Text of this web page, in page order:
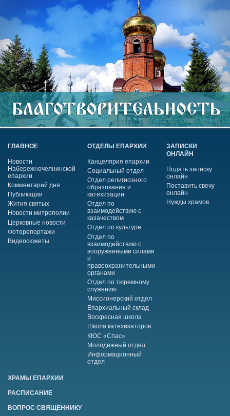
ГЛАВНОЕ
Новости
Набережночелнинской
епархии
Комментарий дня
Публикации
Жития святых
Новости митрополии
Церковные новости
Фоторепортажи
Видеосюжеты
ОТДЕЛЫ ЕПАРХИИ
Канцелярия епархии
Социальный отдел
Отдел религиозного
образования и
катехизации
Отдел по
взаимодействию с
казачеством
Отдел по культуре
Отдел по
взаимодействию с
вооруженными силами
и
правоохранительными
органами
Отдел по тюремному
служению
Миссионерский отдел
Епархиальный склад
Воскресная школа
Школа катехизаторов
КЮС «Спас»
Молодежный отдел
Информационный
отдел
ЗАПИСКИ
ОНЛАЙН
Подать записку
онлайн
Поставить свечу
онлайн
Нужды храмов
ХРАМЫ ЕПАРХИИ
РАСПИСАНИЕ
ВОПРОС СВЯЩЕННИКУ